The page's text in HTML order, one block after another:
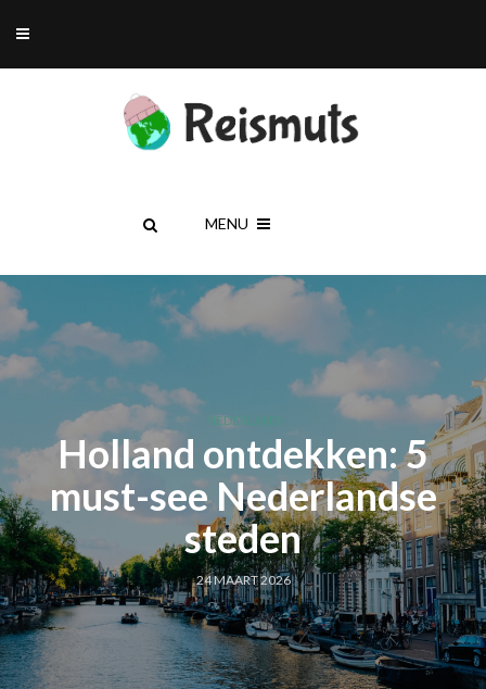
MENU
NEDERLAND
Holland ontdekken: 5
must-see Nederlandse
steden
24 MAART 2026